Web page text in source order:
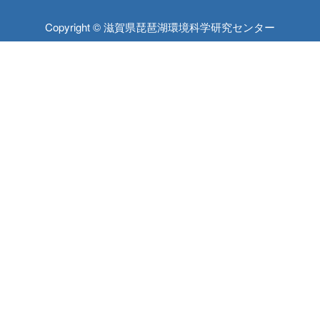
Copyright © 滋賀県琵琶湖環境科学研究センター